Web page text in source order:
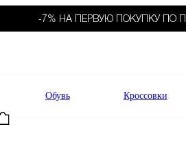
-7% НА ПЕРВУЮ ПОКУПКУ ПО
Обувь Кроссовки